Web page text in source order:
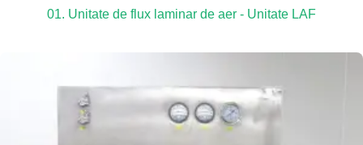
01. Unitate de flux laminar de aer - Unitate LAF